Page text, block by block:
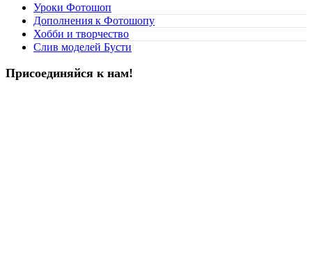
Уроки Фотошоп
Дополнения к Фотошопу
Хобби и творчество
Слив моделей Бусти
Присоединяйся к нам!